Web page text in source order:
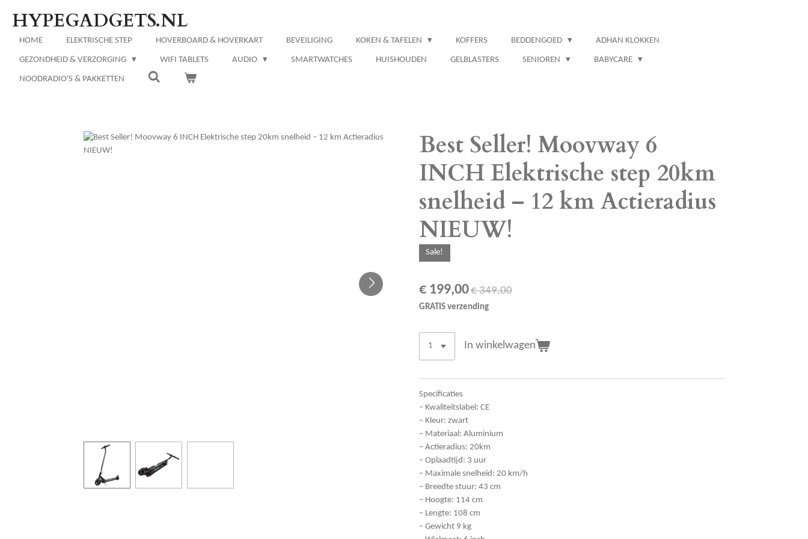
Ga
direct
naar
hoofdinhoud
HYPEGADGETS.NL
HOME ELEKTRISCHE STEP HOVERBOARD & HOVERKART BEVEILIGING KOKEN & TAFELEN KOFFERS BEDDENGOED ADHAN KLOKKEN
GEZONDHEID & VERZORGING WIFI TABLETS AUDIO SMARTWATCHES HUISHOUDEN GELBLASTERS SENIOREN BABYCARE
NOODRADIO'S & PAKKETTEN
Best Seller! Moovway 6
INCH Elektrische step 20km
snelheid – 12 km Actieradius
NIEUW!
Sale!
€ 199,00€ 349,00
GRATIS verzending
In winkelwagen
Specificaties
– Kwaliteitslabel: CE
– Kleur: zwart
– Materiaal: Aluminium
– Actieradius: 20km
– Oplaadtijd: 3 uur
– Maximale snelheid: 20 km/h
– Breedte stuur: 43 cm
– Hoogte: 114 cm
– Lengte: 108 cm
– Gewicht 9 kg